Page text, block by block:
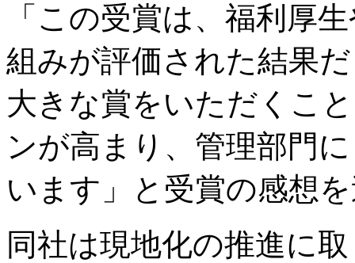
「この受賞は、福利厚
組みが評価された結果
大きな賞をいただくこ
ンが高まり、管理部門
います」と受賞の感想
同社は現地化の推進に